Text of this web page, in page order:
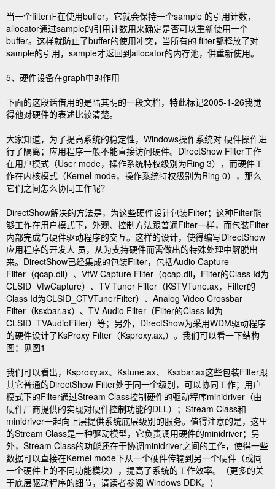
当一个filter正在使用buffer，它就会保持一个sample 的引用计数，
allocator通过sample的引用计数用来确定是否可以重新使用一个
buffer。这样就防止了buffer的使用冲突，当所有的 filter都释放了对
sample的引用，sample才返回到allocator的内存池，供重新使用。
5、硬件设备在graph中的作用
下面的这段话借用的是陆其明的一段文档，特此标记2005-1-26我觉
得他对硬件的表述比较清楚。
大家知道，为了提高系统的稳定性，Windows操作系统对 硬件操作进
行了隔离；应用程序一般不能直接访问硬件。DirectShow Filter工作
在用户模式（User mode，操作系统特权级别为Ring 3），而硬件工
作在内核模式（Kernel mode，操作系统特权级别为Ring 0），那么
它们之间怎么协同工作呢？
DirectShow解决的方法是，为这些硬件设计包装Filter；这种Filter能
够工作在用户模式下，外观、控制方法跟普通Filter一样，而包装Filter
内部完成与硬件驱动程序的交互。这样的设计，使得编写DirectShow
应用程序的开发人 员，从为支持硬件而需做出的特殊处理中解脱出
来。DirectShow已经集成的包装Filter，包括Audio Capture
Filter（qcap.dll）、VfW Capture Filter（qcap.dll，Filter的Class Id为
CLSID_VfwCapture）、TV Tuner Filter（KSTVTune.ax，Filter的
Class Id为CLSID_CTVTunerFilter）、Analog Video Crossbar
Filter（ksxbar.ax）、TV Audio Filter（Filter的Class Id为
CLSID_TVAudioFilter）等；另外，DirectShow为采用WDM驱动程序
的硬件设计了KsProxy Filter（Ksproxy.ax,）。我们可以看一下结构
图：见图1
我们可以看出，Ksproxy.ax、Kstune.ax、 Ksxbar.ax这些包装Filter跟
其它普通的DirectShow Filter处于同一个级别，可以协同工作；用户
模式下的Filter通过Stream Class控制硬件的驱动程序minidriver（由
硬件厂商提供的实现对硬件控制功能的DLL）；Stream Class和
minidriver一起向上层提供系统底层级别的服务。值得注意的是，这里
的Stream Class是一种驱动模型，它负责调用硬件的minidriver；另
外，Stream Class的功能还在于协调minidriver之间的工作，使得一些
数据可以直接在Kernel mode下从一个硬件传输到另一个硬件（或同
一个硬件上的不同功能模块），提高了系统的工作效率。（更多的关
于底层驱动程序的细节，请读者参阅 Windows DDK。）